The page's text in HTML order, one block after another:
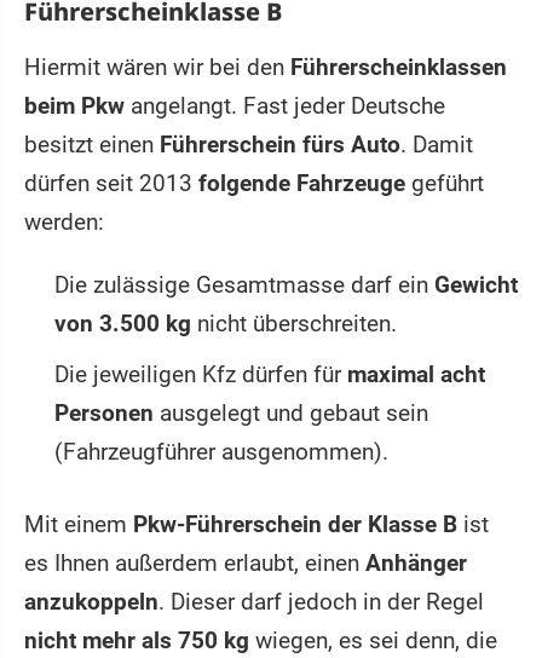
Führerscheinklasse B
Hiermit wären wir bei den Führerscheinklassen
beim Pkw angelangt. Fast jeder Deutsche
besitzt einen Führerschein fürs Auto. Damit
dürfen seit 2013 folgende Fahrzeuge geführt
werden:
Die zulässige Gesamtmasse darf ein Gewicht
von 3.500 kg nicht überschreiten.
Die jeweiligen Kfz dürfen für maximal acht
Personen ausgelegt und gebaut sein
(Fahrzeugführer ausgenommen).
Mit einem Pkw-Führerschein der Klasse B ist
es Ihnen außerdem erlaubt, einen Anhänger
anzukoppeln. Dieser darf jedoch in der Regel
nicht mehr als 750 kg wiegen, es sei denn, die